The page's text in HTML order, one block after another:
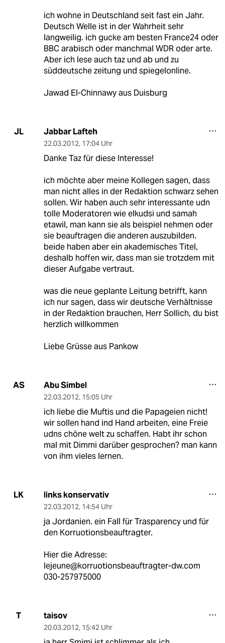
ich wohne in Deutschland seit fast ein Jahr.
Deutsch Welle ist in der Wahrheit sehr
langweilig. ich gucke am besten France24 oder
BBC arabisch oder manchmal WDR oder arte.
Aber ich lese auch taz und ab und zu
süddeutsche zeitung und spiegelonline.
Jawad El-Chinnawy aus Duisburg
JL Jabbar Lafteh
22.03.2012, 17:04 Uhr
Danke Taz für diese Interesse!
ich möchte aber meine Kollegen sagen, dass
man nicht alles in der Redaktion schwarz sehen
sollen. Wir haben auch sehr interessante udn
tolle Moderatoren wie elkudsi und samah
etawil, man kann sie als beispiel nehmen oder
sie beauftragen die anderen auszubilden.
beide haben aber ein akademisches Titel,
deshalb hoffen wir, dass man sie trotzdem mit
dieser Aufgabe vertraut.
was die neue geplante Leitung betrifft, kann
ich nur sagen, dass wir deutsche Verhältnisse
in der Redaktion brauchen, Herr Sollich, du bist
herzlich willkommen
Liebe Grüsse aus Pankow
AS Abu Simbel
22.03.2012, 15:05 Uhr
ich liebe die Muftis und die Papageien nicht!
wir sollen hand ind Hand arbeiten, eine Freie
udns chöne welt zu schaffen. Habt ihr schon
mal mit Dimmi darüber gesprochen? man kann
von ihm vieles lernen.
LK links konservativ
22.03.2012, 14:54 Uhr
ja Jordanien. ein Fall für Trasparency und für
den Korruotionsbeauftragter.
Hier die Adresse:
lejeune@korruotionsbeauftragter-dw.com
030-257975000
T taisov
20.03.2012, 15:42 Uhr